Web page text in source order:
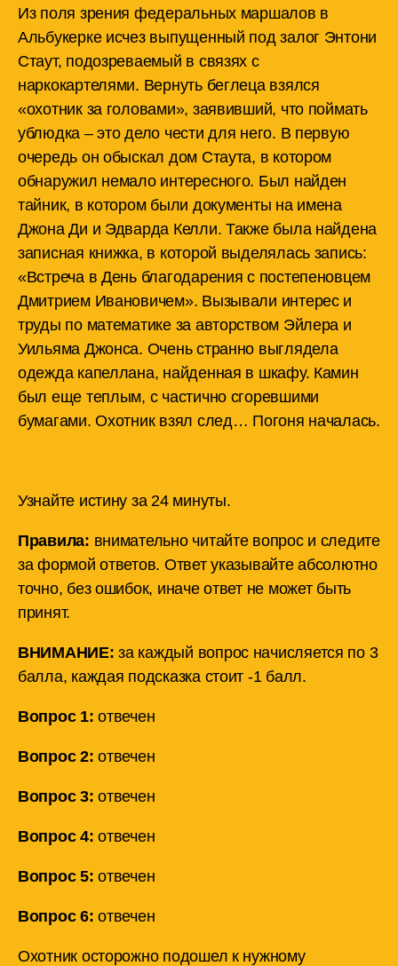
Из поля зрения федеральных маршалов в
Альбукерке исчез выпущенный под залог Энтони
Стаут, подозреваемый в связях с
наркокартелями. Вернуть беглеца взялся
«охотник за головами», заявивший, что поймать
ублюдка – это дело чести для него. В первую
очередь он обыскал дом Стаута, в котором
обнаружил немало интересного. Был найден
тайник, в котором были документы на имена
Джона Ди и Эдварда Келли. Также была найдена
записная книжка, в которой выделялась запись:
«Встреча в День благодарения с постепеновцем
Дмитрием Ивановичем». Вызывали интерес и
труды по математике за авторством Эйлера и
Уильяма Джонса. Очень странно выглядела
одежда капеллана, найденная в шкафу. Камин
был еще теплым, с частично сгоревшими
бумагами. Охотник взял след… Погоня началась.
Узнайте истину за 24 минуты.
Правила: внимательно читайте вопрос и следите
за формой ответов. Ответ указывайте абсолютно
точно, без ошибок, иначе ответ не может быть
принят.
ВНИМАНИЕ: за каждый вопрос начисляется по 3
балла, каждая подсказка стоит -1 балл.
Вопрос 1: отвечен
Вопрос 2: отвечен
Вопрос 3: отвечен
Вопрос 4: отвечен
Вопрос 5: отвечен
Вопрос 6: отвечен
Охотник осторожно подошел к нужному